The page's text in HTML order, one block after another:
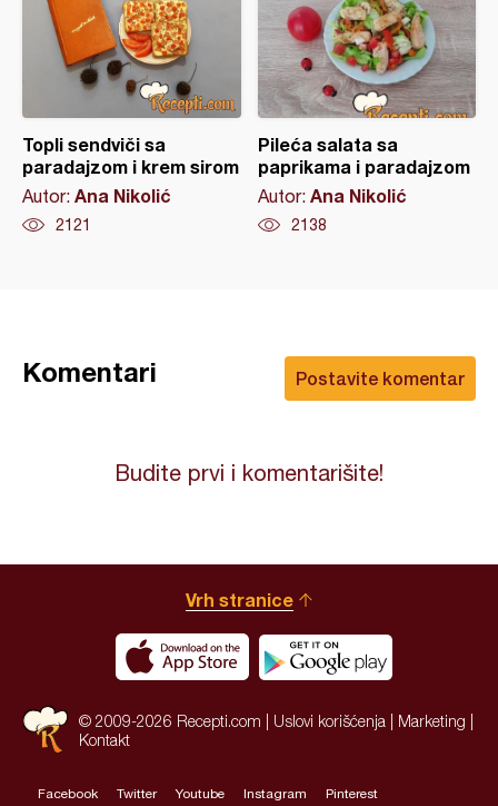
Topli sendviči sa
paradajzom i krem sirom
Autor: Ana Nikolić
2121
Pileća salata sa
paprikama i paradajzom
Autor: Ana Nikolić
2138
Postavite komentar
Komentari
Budite prvi i komentarišite!
Vrh stranice
© 2009-2026 Recepti.com | Uslovi korišćenja Marketing
Kontakt
Facebook Twitter Youtube Instagram Pinterest